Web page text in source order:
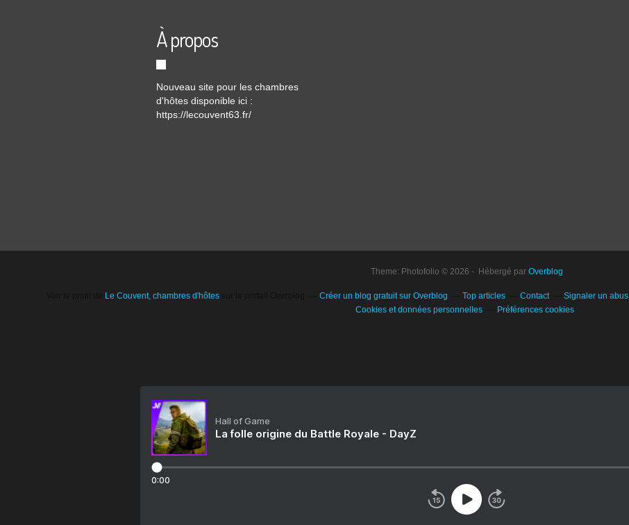
À propos
Nouveau site pour les chambres
d'hôtes disponible ici :
https://lecouvent63.fr/
Theme: Photofolio © 2026 - Hébergé par Overblog
Le Couvent, chambres d'hôtessur le portail Overblog Créer un blog gratuit sur Overblog Top articles Contact Signaler un abus
Cookies et données personnelles
Préférences cookies
Hall of Game
La folle origine du Battle Royale - DayZ
0:00